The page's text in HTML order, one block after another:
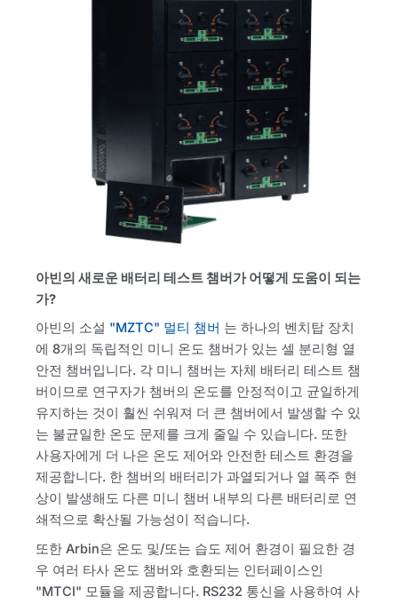
아빈의 새로운 배터리 테스트 챔버가 어떻게 도움이 되는
가?
아빈의 소설 "MZTC" 멀티 챔버 는 하나의 벤치탑 장치
에 8개의 독립적인 미니 온도 챔버가 있는 셀 분리형 열
안전 챔버입니다. 각 미니 챔버는 자체 배터리 테스트 챔
버이므로 연구자가 챔버의 온도를 안정적이고 균일하게
유지하는 것이 훨씬 쉬워져 더 큰 챔버에서 발생할 수 있
는 불균일한 온도 문제를 크게 줄일 수 있습니다. 또한
사용자에게 더 나은 온도 제어와 안전한 테스트 환경을
제공합니다. 한 챔버의 배터리가 과열되거나 열 폭주 현
상이 발생해도 다른 미니 챔버 내부의 다른 배터리로 연
쇄적으로 확산될 가능성이 적습니다.
또한 Arbin은 온도 및/또는 습도 제어 환경이 필요한 경
우 여러 타사 온도 챔버와 호환되는 인터페이스인
"MTCI" 모듈을 제공합니다. RS232 통신을 사용하여 사